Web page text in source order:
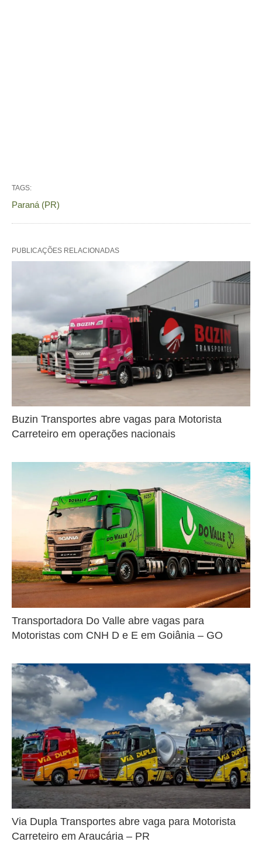
TAGS:
Paraná (PR)
PUBLICAÇÕES RELACIONADAS
Buzin Transportes abre vagas para Motorista
Carreteiro em operações nacionais
Transportadora Do Valle abre vagas para
Motoristas com CNH D e E em Goiânia – GO
Via Dupla Transportes abre vaga para Motorista
Carreteiro em Araucária – PR